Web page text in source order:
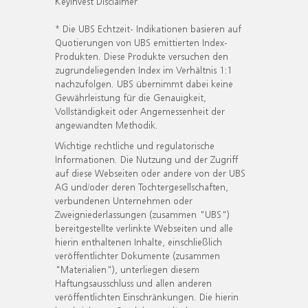
* Die UBS Echtzeit- Indikationen basieren auf
Quotierungen von UBS emittierten Index-
Produkten. Diese Produkte versuchen den
zugrundeliegenden Index im Verhältnis 1:1
nachzufolgen. UBS übernimmt dabei keine
Gewährleistung für die Genauigkeit,
Vollständigkeit oder Angemessenheit der
angewandten Methodik.
Wichtige rechtliche und regulatorische
Informationen. Die Nutzung und der Zugriff
auf diese Webseiten oder andere von der UBS
AG und/oder deren Tochtergesellschaften,
verbundenen Unternehmen oder
Zweigniederlassungen (zusammen "UBS")
bereitgestellte verlinkte Webseiten und alle
hierin enthaltenen Inhalte, einschließlich
veröffentlichter Dokumente (zusammen
"Materialien"), unterliegen diesem
Haftungsausschluss und allen anderen
veröffentlichten Einschränkungen. Die hierin